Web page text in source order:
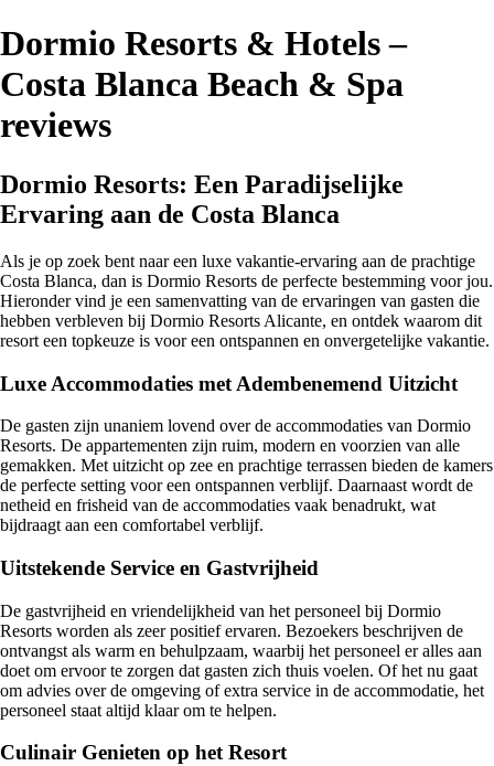
Dormio Resorts & Hotels –
Costa Blanca Beach & Spa
reviews
Dormio Resorts: Een Paradijselijke
Ervaring aan de Costa Blanca
Als je op zoek bent naar een luxe vakantie-ervaring aan de prachtige
Costa Blanca, dan is Dormio Resorts de perfecte bestemming voor jou.
Hieronder vind je een samenvatting van de ervaringen van gasten die
hebben verbleven bij Dormio Resorts Alicante, en ontdek waarom dit
resort een topkeuze is voor een ontspannen en onvergetelijke vakantie.
Luxe Accommodaties met Adembenemend Uitzicht
De gasten zijn unaniem lovend over de accommodaties van Dormio
Resorts. De appartementen zijn ruim, modern en voorzien van alle
gemakken. Met uitzicht op zee en prachtige terrassen bieden de kamers
de perfecte setting voor een ontspannen verblijf. Daarnaast wordt de
netheid en frisheid van de accommodaties vaak benadrukt, wat
bijdraagt aan een comfortabel verblijf.
Uitstekende Service en Gastvrijheid
De gastvrijheid en vriendelijkheid van het personeel bij Dormio
Resorts worden als zeer positief ervaren. Bezoekers beschrijven de
ontvangst als warm en behulpzaam, waarbij het personeel er alles aan
doet om ervoor te zorgen dat gasten zich thuis voelen. Of het nu gaat
om advies over de omgeving of extra service in de accommodatie, het
personeel staat altijd klaar om te helpen.
Culinair Genieten op het Resort